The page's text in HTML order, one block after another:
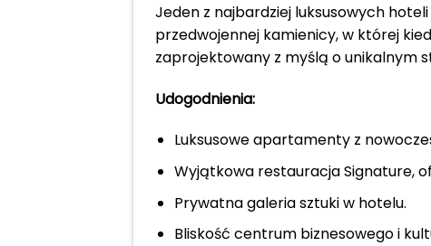
Jeden z najbardziej luksusowych
przedwojennej kamienicy, w której
zaprojektowany z myślą o unikalnym
Udogodnienia:
Luksusowe apartamenty z
Wyjątkowa restauracja Signature,
Prywatna galeria sztuki w hotelu.
Bliskość centrum biznesowego i